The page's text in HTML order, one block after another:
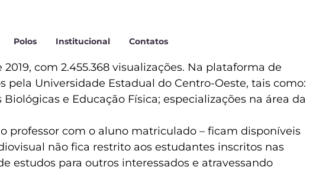
Polos Institucional Contatos
com 2.455.368 visualizações. Na plataforma de
Universidade Estadual do Centro-Oeste, tais como:
e Educação Física; especializações na área da
professor com o aluno matriculado – ficam disponíveis
não fica restrito aos estudantes inscritos nas
estudos para outros interessados e atravessando